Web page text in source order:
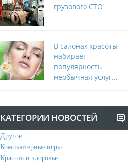
грузового СТО
В салонах красоты
набирает
популярность
необычная услуг...
КАТЕГОРИИ НОВОСТЕЙ
Другое
Компьютерные игры
Красота и здоровье